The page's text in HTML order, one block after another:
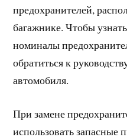
предохранителей,
багажнике. Чтобы
номиналы
обратиться к
автомобиля.
При замене
использовать запасные